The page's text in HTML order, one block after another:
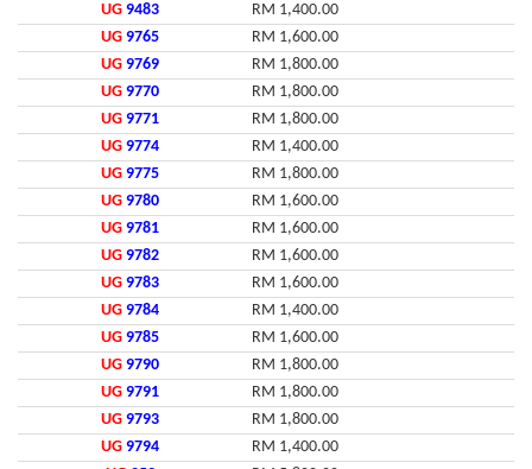
UG 9483
RM 1,400.00
UG 9765
RM 1,600.00
UG 9769
RM 1,800.00
UG 9770
RM 1,800.00
UG 9771
RM 1,800.00
UG 9774
RM 1,400.00
UG 9775
RM 1,800.00
UG 9780
RM 1,600.00
UG 9781
RM 1,600.00
UG 9782
RM 1,600.00
UG 9783
RM 1,600.00
UG 9784
RM 1,400.00
UG 9785
RM 1,600.00
UG 9790
RM 1,800.00
UG 9791
RM 1,800.00
UG 9793
RM 1,800.00
UG 9794
RM 1,400.00